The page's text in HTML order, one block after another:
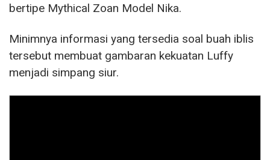
bertipe Mythical Zoan Model Nika.
Minimnya informasi yang tersedia soal buah iblis
tersebut membuat gambaran kekuatan Luffy
menjadi simpang siur.